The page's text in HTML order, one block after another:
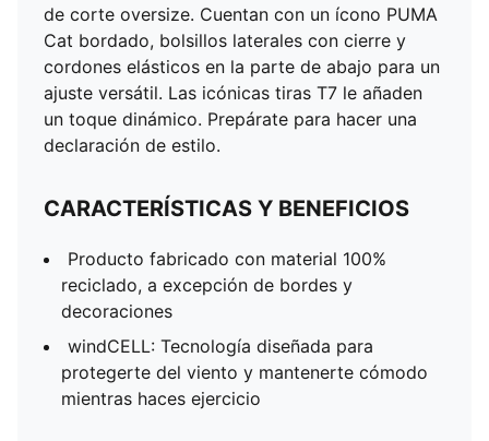
de corte oversize. Cuentan con un ícono PUMA
Cat bordado, bolsillos laterales con cierre y
cordones elásticos en la parte de abajo para un
ajuste versátil. Las icónicas tiras T7 le añaden
un toque dinámico. Prepárate para hacer una
declaración de estilo.
CARACTERÍSTICAS Y BENEFICIOS
Producto fabricado con material 100%
reciclado, a excepción de bordes y
decoraciones
windCELL: Tecnología diseñada para
protegerte del viento y mantenerte cómodo
mientras haces ejercicio